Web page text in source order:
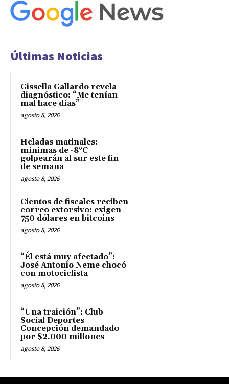
Últimas Noticias
Gissella Gallardo revela
diagnóstico: “Me tenían
mal hace días”
agosto 8, 2026
Heladas matinales:
mínimas de -8°C
golpearán al sur este fin
de semana
agosto 8, 2026
Cientos de fiscales reciben
correo extorsivo: exigen
750 dólares en bitcoins
agosto 8, 2026
“Él está muy afectado”:
José Antonio Neme chocó
con motociclista
agosto 8, 2026
“Una traición”: Club
Social Deportes
Concepción demandado
por $2.000 millones
agosto 8, 2026